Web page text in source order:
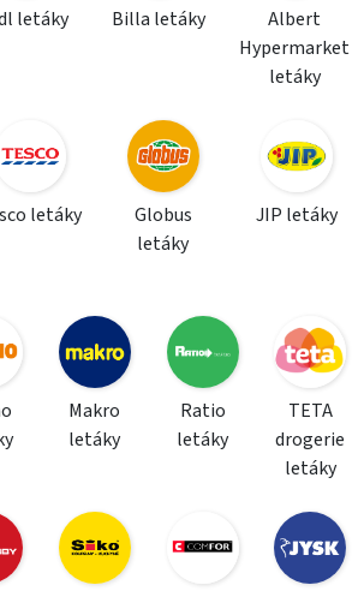
letáky Billa letáky
Albert
Hypermarket
letáky
letáky
Globus
letáky
JIP letáky
Makro
letáky
Ratio
letáky
TETA
drogerie
letáky